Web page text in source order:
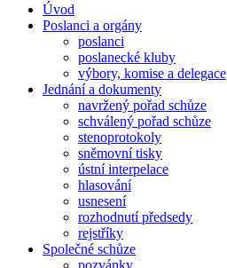
Úvod
Poslanci a orgány
poslanci
poslanecké kluby
výbory, komise a delegace
Jednání a dokumenty
navržený pořad schůze
schválený pořad schůze
stenoprotokoly
sněmovní tisky
ústní interpelace
hlasování
usnesení
rozhodnutí předsedy
rejstříky
Společné schůze
pozvánky